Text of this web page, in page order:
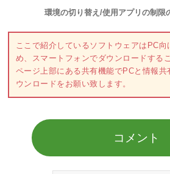
環境の切り替え/使用アプリの制限
ここで紹介しているソフトウェアはPC
め、スマートフォンでダウンロードする
ページ上部にある共有機能でPCと情報
ウンロードをお願い致します。
コメント